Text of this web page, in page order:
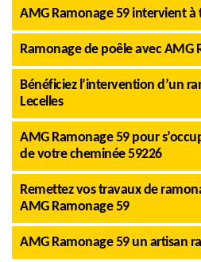
AMG Ramonage 59 intervient à
Ramonage de poêle avec AMG
Bénéficiez l’intervention d’un
Lecelles
AMG Ramonage 59 pour
de votre cheminée 59226
Remettez vos travaux de
AMG Ramonage 59
AMG Ramonage 59 un artisan